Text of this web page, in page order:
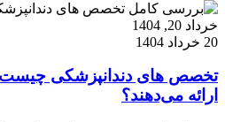
خرداد 20, 1404
20 خرداد 1404
تخصص های دندانپزشکی چیست
ارائه می‌دهند؟